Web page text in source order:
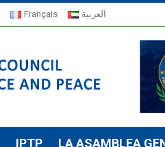
Français العربية
IPTP LA ASAMBLEA